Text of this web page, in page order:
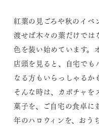
紅葉の見ごろや秋のイベ
渡せば木々の葉だけでは
色を装い始めています。
店頭を見ると、自宅でも
なる方もいらっしゃるか
そんな時は、カボチャを
菓子を、ご自宅の食卓に
年のハロウィンを、おう